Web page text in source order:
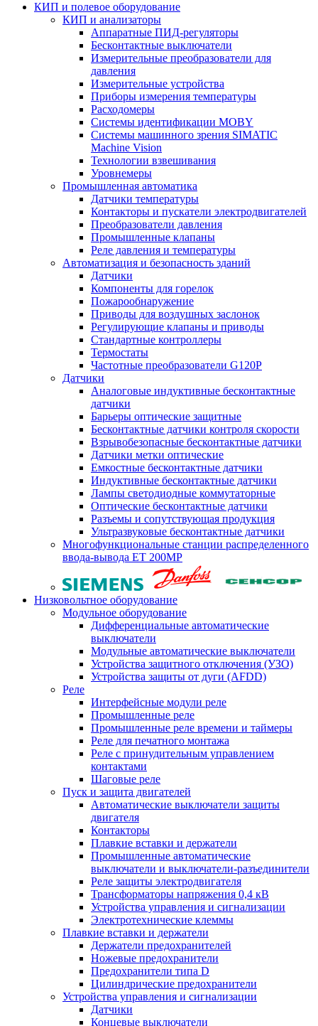
КИП и полевое оборудование
КИП и анализаторы
Аппаратные ПИД-регуляторы
Бесконтактные выключатели
Измерительные преобразователи для
давления
Измерительные устройства
Приборы измерения температуры
Расходомеры
Системы идентификации MOBY
Системы машинного зрения SIMATIC
Machine Vision
Технологии взвешивания
Уровнемеры
Промышленная автоматика
Датчики температуры
Контакторы и пускатели электродвигателей
Преобразователи давления
Промышленные клапаны
Реле давления и температуры
Автоматизация и безопасность зданий
Датчики
Компоненты для горелок
Пожарообнаружение
Приводы для воздушных заслонок
Регулирующие клапаны и приводы
Стандартные контроллеры
Термостаты
Частотные преобразователи G120P
Датчики
Аналоговые индуктивные бесконтактные
датчики
Барьеры оптические защитные
Бесконтактные датчики контроля скорости
Взрывобезопасные бесконтактные датчики
Датчики метки оптические
Емкостные бесконтактные датчики
Индуктивные бесконтактные датчики
Лампы светодиодные коммутаторные
Оптические бесконтактные датчики
Разъемы и сопутствующая продукция
Ультразвуковые бесконтактные датчики
Многофункциональные станции распределенного
ввода-вывода ET 200MP
Низковольтное оборудование
Модульное оборудование
Дифференциальные автоматические
выключатели
Модульные автоматические выключатели
Устройства защитного отключения (УЗО)
Устройства защиты от дуги (AFDD)
Реле
Интерфейсные модули реле
Промышленные реле
Промышленные реле времени и таймеры
Реле для печатного монтажа
Реле с принудительным управлением
контактами
Шаговые реле
Пуск и защита двигателей
Автоматические выключатели защиты
двигателя
Контакторы
Плавкие вставки и держатели
Промышленные автоматические
выключатели и выключатели-разъединители
Реле защиты электродвигателя
Трансформаторы напряжения 0,4 кВ
Устройства управления и сигнализации
Электротехнические клеммы
Плавкие вставки и держатели
Держатели предохранителей
Ножевые предохранители
Предохранители типа D
Цилиндрические предохранители
Устройства управления и сигнализации
Датчики
Концевые выключатели